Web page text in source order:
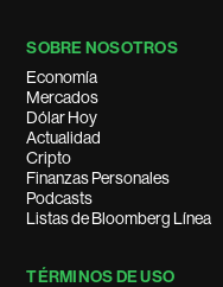
SOBRE NOSOTROS
Economía
Mercados
Dólar Hoy
Actualidad
Cripto
Finanzas Personales
Podcasts
Listas de Bloomberg Línea
TÉRMINOS DE USO